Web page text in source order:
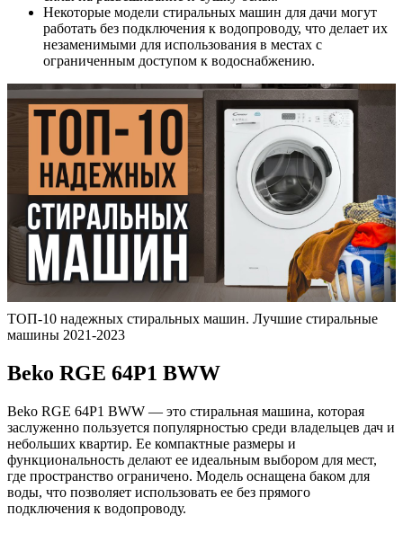
Некоторые модели стиральных машин для дачи могут
работать без подключения к водопроводу, что делает их
незаменимыми для использования в местах с
ограниченным доступом к водоснабжению.
ТОП-10 надежных стиральных машин. Лучшие стиральные
машины 2021-2023
Beko RGE 64P1 BWW
Beko RGE 64P1 BWW — это стиральная машина, которая
заслуженно пользуется популярностью среди владельцев дач и
небольших квартир. Ее компактные размеры и
функциональность делают ее идеальным выбором для мест,
где пространство ограничено. Модель оснащена баком для
воды, что позволяет использовать ее без прямого
подключения к водопроводу.